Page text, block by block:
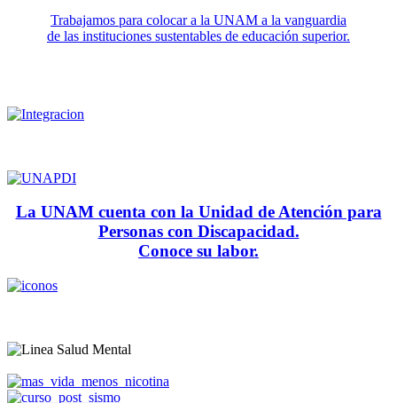
Trabajamos para colocar a la UNAM a la vanguardia
de las instituciones sustentables de educación superior.
La UNAM cuenta con la Unidad de Atención para
Personas con Discapacidad.
Conoce su labor.